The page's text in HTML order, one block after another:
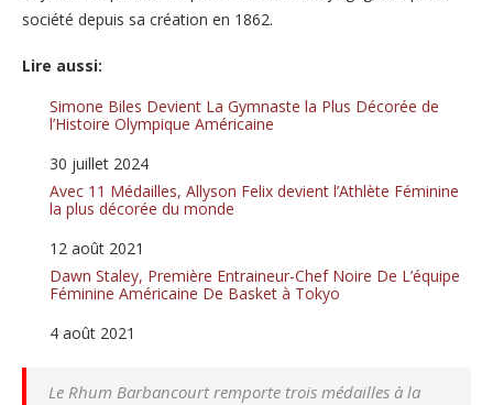
société depuis sa création en 1862.
Lire aussi:
Simone Biles Devient La Gymnaste la Plus Décorée de
l’Histoire Olympique Américaine
Date
30 juillet 2024
Avec 11 Médailles, Allyson Felix devient l’Athlète Féminine
la plus décorée du monde
Date
12 août 2021
Dawn Staley, Première Entraineur-Chef Noire De L’équipe
Féminine Américaine De Basket à Tokyo
Date
4 août 2021
Le Rhum Barbancourt remporte trois médailles à la